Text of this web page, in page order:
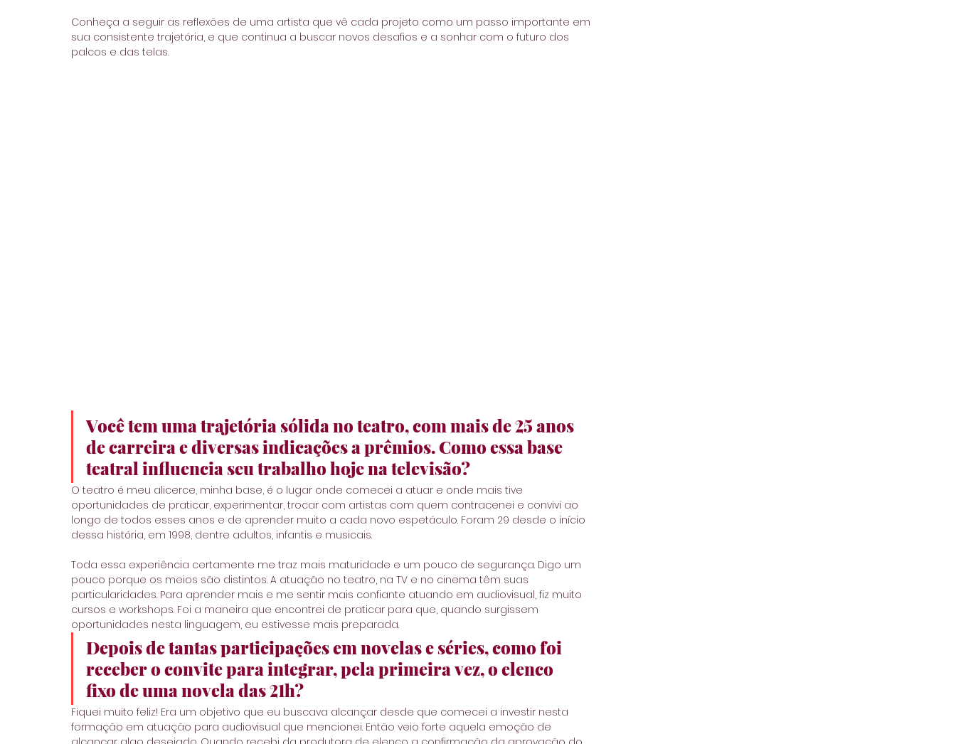
Conheça a seguir as reflexões de uma artista que vê cada projeto como um passo importante em
sua consistente trajetória, e que continua a buscar novos desafios e a sonhar com o futuro dos
palcos e das telas.
Você tem uma trajetória sólida no teatro, com mais de 25 anos
de carreira e diversas indicações a prêmios. Como essa base
teatral influencia seu trabalho hoje na televisão?
O teatro é meu alicerce, minha base, é o lugar onde comecei a atuar e onde mais tive
oportunidades de praticar, experimentar, trocar com artistas com quem contracenei e convivi ao
longo de todos esses anos e de aprender muito a cada novo espetáculo. Foram 29 desde o início
dessa história, em 1998, dentre adultos, infantis e musicais.
Toda essa experiência certamente me traz mais maturidade e um pouco de segurança. Digo um
pouco porque os meios são distintos. A atuação no teatro, na TV e no cinema têm suas
particularidades. Para aprender mais e me sentir mais confiante atuando em audiovisual, fiz muito
cursos e workshops. Foi a maneira que encontrei de praticar para que, quando surgissem
oportunidades nesta linguagem, eu estivesse mais preparada.
Depois de tantas participações em novelas e séries, como foi
receber o convite para integrar, pela primeira vez, o elenco
fixo de uma novela das 21h?
Fiquei muito feliz! Era um objetivo que eu buscava alcançar desde que comecei a investir nesta
formação em atuação para audiovisual que mencionei. Então veio forte aquela emoção de